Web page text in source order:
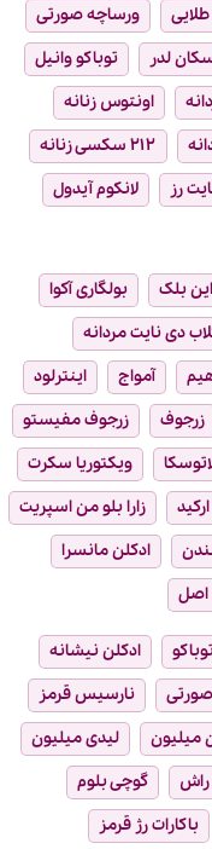
ورساچه صورتی
لدر
توباکو وانیل
اونتوس زنانه
۲۱۲ سکسی زنانه
رز
لانکوم آیدول
بلک
بولگاری آکوا
دی نایت مردانه
آمواج
اینترلود
زرجوف
زرجوف مفیستو
ویکتوریا سکرت
ارکید
زارا بلو من اسپریت
ادکلن مانسرا
اصل
ادکلن نیشانه
نارسیس قرمز
میلیون
لیدی میلیون
گوچی بلوم
باکارات رژ قرمز